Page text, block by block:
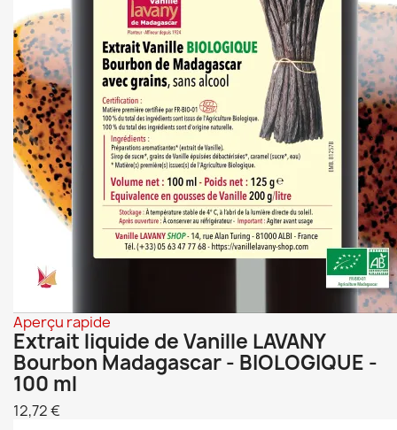
Aperçu rapide
Extrait liquide de Vanille LAVANY
Bourbon Madagascar - BIOLOGIQUE -
100 ml
12,72 €